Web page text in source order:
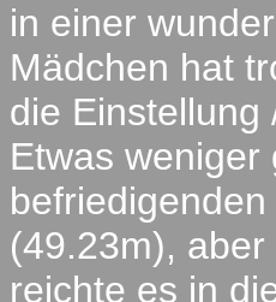
in einer
Mädchen hat
die Einstellung
Etwas weniger
(49.23m),
reichte es in